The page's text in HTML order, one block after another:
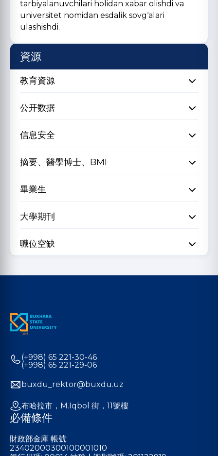
tarbiyalanuvchilari holidan xabar olishdi va
universitet nomidan esdalik sovg‘alari
ulashishdi.
資源
教育資源
公开数据
信息安全
摘要、醫學博士、BMI
畢業生
大學期刊
職位空缺
(+998) 65 221-30-46
(+998) 65 221-29-06
buxdu_rektor@buxdu.uz
布哈拉市，M.Iqbol 街，11號樓
必備條件
財政部金庫 帳號:
23402000300100001010